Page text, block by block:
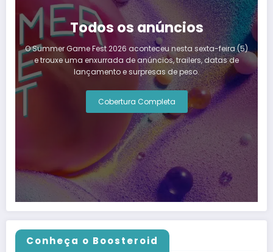
Todos os anúncios
O Summer Game Fest 2026 aconteceu nesta sexta-feira (5)
e trouxe uma enxurrada de anúncios, trailers, datas de
lançamento e surpresas de peso.
Cobertura Completa
Conheça o Boosteroid